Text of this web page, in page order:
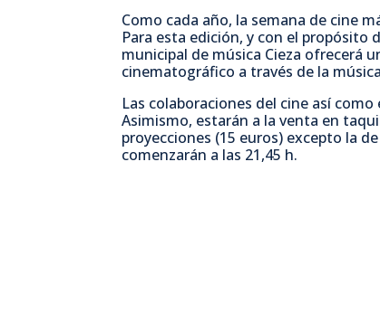
Como cada año, la semana de cine
Para esta edición, y con el propósito
municipal de música Cieza ofrecerá
cinematográfico a través de la
Las colaboraciones del cine así
Asimismo, estarán a la venta en
proyecciones (15 euros) excepto la
comenzarán a las 21,45 h.